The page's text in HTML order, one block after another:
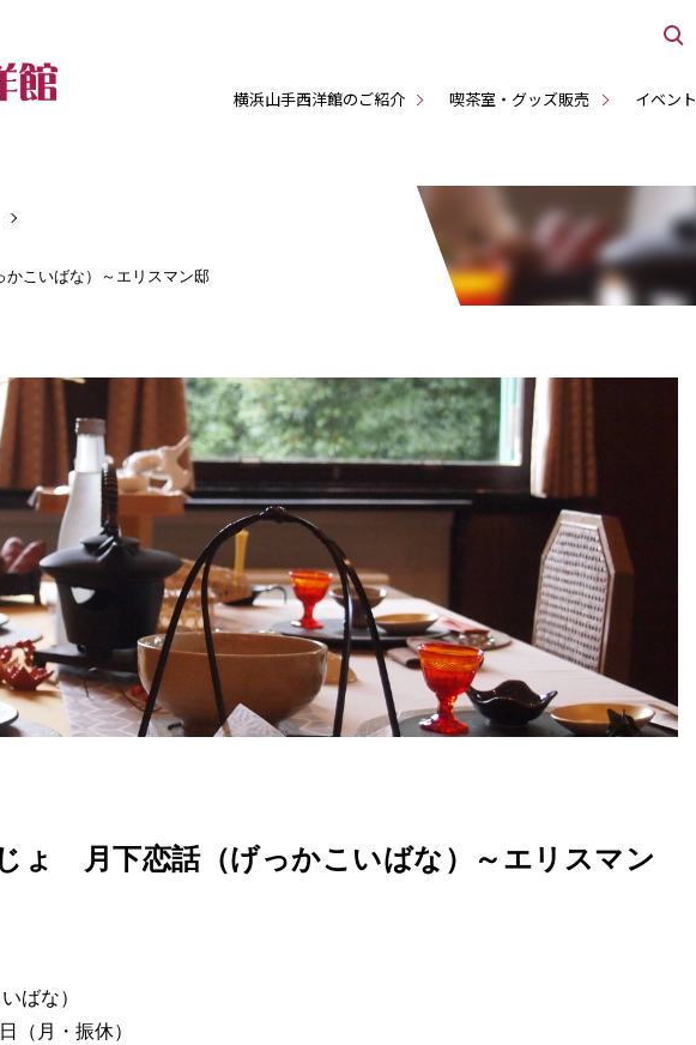
横浜山手西洋館のご紹介 喫茶室・グッズ販売 イベント
こいばな）～エリスマン邸
ょ 月下恋話（げっかこいばな）～エリスマン
ばな）
（月・振休）